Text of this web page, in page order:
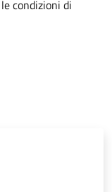
condizioni di